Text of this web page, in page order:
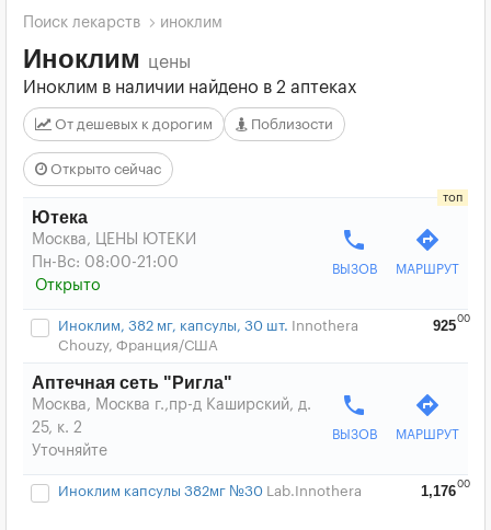
Поиск лекарств иноклим
Иноклим
цены
Иноклим в наличии найдено в 2 аптеках
От дешевых к дорогим Поблизости
Открыто сейчас
Ютека
Москва, ЦЕНЫ ЮТЕКИ
Пн-Вс: 08:00-21:00
Открыто
phone
ВЫЗОВ
directions
МАРШРУТ
Иноклим, 382 мг, капсулы, 30 шт.
Innothera
Chouzy, Франция/США
92500
Аптечная сеть "Ригла"
Москва, Москва г.,пр-д Каширский, д.
25, к. 2
Уточняйте
phone
ВЫЗОВ
directions
МАРШРУТ
Иноклим капсулы 382мг №30 Lab.Innothera 1,17600